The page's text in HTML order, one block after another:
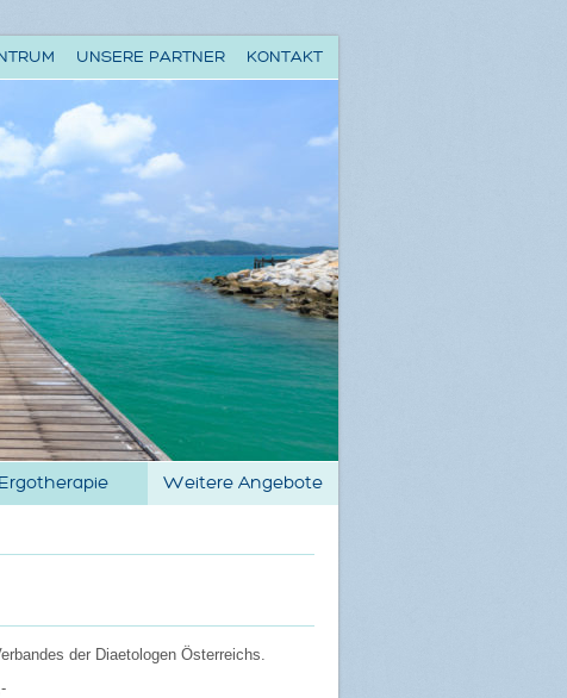
UNSERE PARTNER KONTAKT
Ergotherapie Weitere Angebote
der Diaetologen Österreichs.